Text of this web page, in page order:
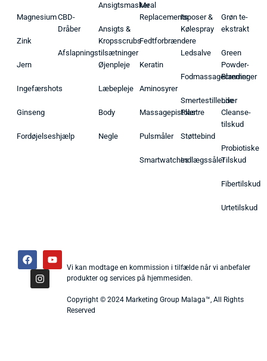
Magnesium
Zink
Jern
Ingefærshots
Ginseng
Fordøjelseshjælp
CBD-
Dråber
Afslapningstilsætninger
Ansigtsmasker
Ansigts &
Kropsscrubs
Øjenpleje
Læbepleje
Body
Negle
Meal
Replacements
Fedtforbrændere
Keratin
Aminosyrer
Massagepistoler
Pulsmåler
Smartwatches
Isposer &
Kølespray
Ledsalve
Fodmassagecremer
Smertestillende
Plastre
Støttebind
Indlægssåler
Grøn te-
ekstrakt
Green
Powder-
Blandinger
Liver
Cleanse-
tilskud
Probiotiske
Tilskud
Fibertilskud
Urtetilskud
Vi kan modtage en kommission i tilfælde når vi anbefaler
produkter og services på hjemmesiden.
Copyright © 2024 Marketing Group Malaga™, All Rights
Reserved